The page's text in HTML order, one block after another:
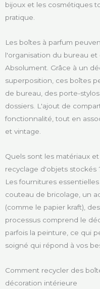
bijoux et les cosmétiques
pratique.
Les boîtes à parfum
l'organisation du bureau et
Absolument. Grâce à un
superposition, ces boîtes
de bureau, des porte-
dossiers. L'ajout de
fonctionnalité, tout en
et vintage.
Quels sont les matériaux
recyclage d'objets stockés
Les fournitures
couteau de bricolage, un
(comme le papier kraft),
processus comprend le
parfois la peinture, ce qui
soigné qui répond à vos
Comment recycler des
décoration intérieure